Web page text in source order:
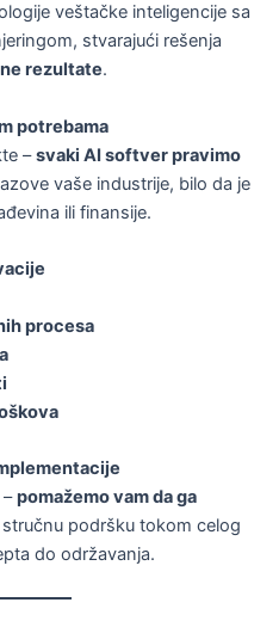
veštačke inteligencije sa
stvarajući rešenja
rezultate.
potrebama
–svaki AI softver pravimo
vaše industrije, bilo da je
ili finansije.
procesa
pomažemo vam da ga
stručnu podršku tokom celog
do održavanja.